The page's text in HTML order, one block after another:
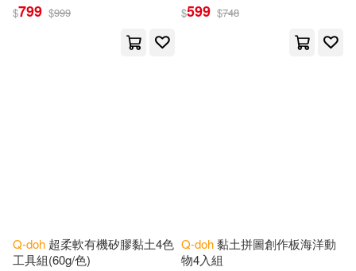
$799 $999 $599 $748
Q-doh 超柔軟有機矽膠黏土4色
工具組(60g/色)
Q-doh黏土拼圖創作板海洋動
物4入組